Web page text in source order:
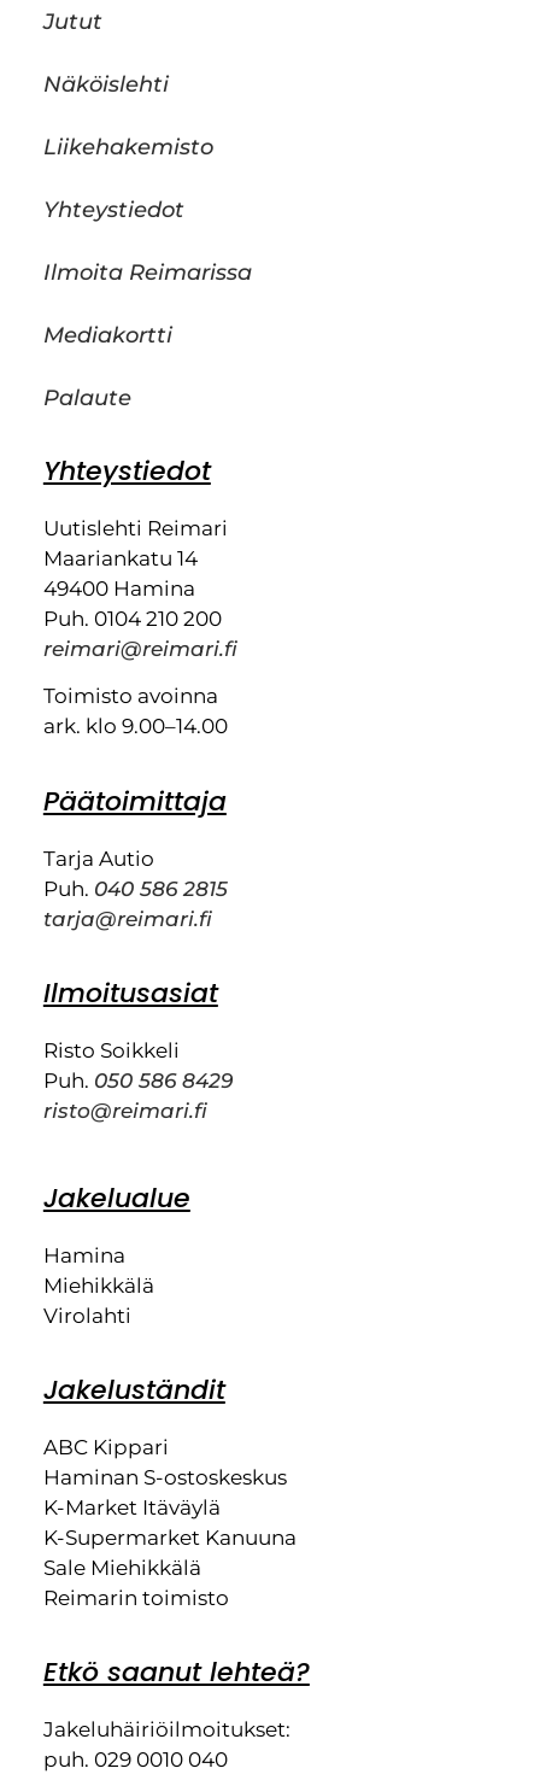
Jutut
Näköislehti
Liikehakemisto
Yhteystiedot
Ilmoita Reimarissa
Mediakortti
Palaute
Yhteystiedot
Uutislehti Reimari
Maariankatu 14
49400 Hamina
Puh. 0104 210 200
reimari@reimari.fi
Toimisto avoinna
ark. klo 9.00–14.00
Päätoimittaja
Tarja Autio
Puh. 040 586 2815
tarja@reimari.fi
Ilmoitusasiat
Risto Soikkeli
Puh. 050 586 8429
risto@reimari.fi
Jakelualue
Hamina
Miehikkälä
Virolahti
Jakeluständit
ABC Kippari
Haminan S-ostoskeskus
K-Market Itäväylä
K-Supermarket Kanuuna
Sale Miehikkälä
Reimarin toimisto
Etkö saanut lehteä?
Jakeluhäiriöilmoitukset:
puh. 029 0010 040